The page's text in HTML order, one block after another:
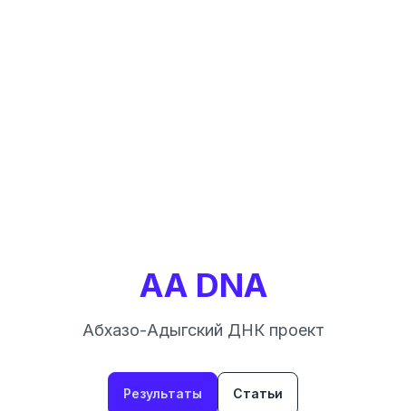
AA DNA
Абхазо-Адыгский ДНК проект
Результаты Статьи